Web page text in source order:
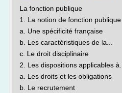
La fonction publique
1. La notion de fonction publique
a. Une spécificité française
b. Les caractéristiques de la...
c. Le droit disciplinaire
2. Les dispositions applicables à...
a. Les droits et les obligations
b. Le recrutement